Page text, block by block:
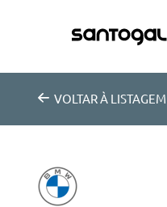
VOLTARÀ LISTAGEM